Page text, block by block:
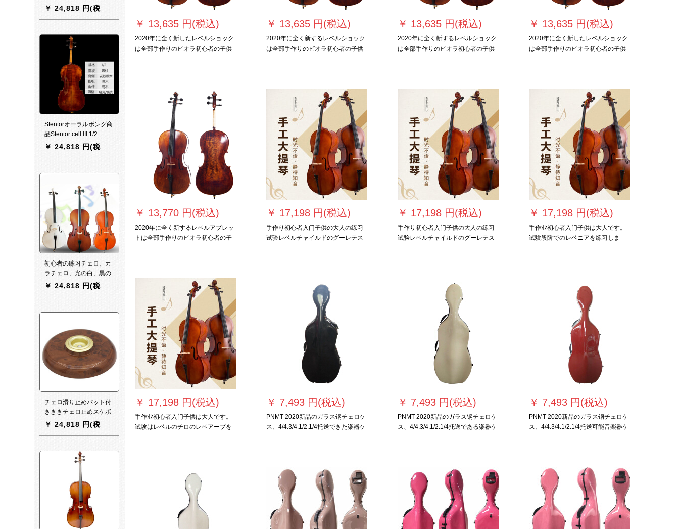
￥ 13,635 円(税込)
2020年に全く新したレベルショック
は全部手作りのビオラ初心者の子供
￥ 13,635 円(税込)
2020年に全く新するレベルショック
は全部手作りのビオラ初心者の子供
￥ 13,635 円(税込)
2020年に全く新するレベルショック
は全部手作りのビオラ初心者の子供
￥ 13,635 円(税込)
2020年に全く新したレベルショック
は全部手作りのビオラ初心者の子供
￥ 13,770 円(税込)
2020年に全く新するレベルアプレッ
トは全部手作りのビオラ初心者の子
￥ 17,198 円(税込)
手作り初心者入门子供の大人の练习
试验レベルチャイルドのグーレテス
￥ 17,198 円(税込)
手作り初心者入门子供の大人の练习
试验レベルチャイルドのグーレテス
￥ 17,198 円(税込)
手作业初心者入门子供は大人です。
试験段阶でのレベニアを练习しま
￥ 17,198 円(税込)
手作业初心者入门子供は大人です。
试験はレベルのチロのレベアープを
￥ 7,493 円(税込)
PNMT 2020新品のガラス钢チェロケ
ス、4/4.3/4.1/2.1/4托送できた楽器ケ
￥ 7,493 円(税込)
PNMT 2020新品のガラス钢チェロケ
ス、4/4.3/4.1/2.1/4托送である楽器ケ
￥ 7,493 円(税込)
PNMT 2020新品のガラス钢チェロケ
ス、4/4.3/4.1/2.1/4托送可能音楽器ケ
の泡防水4/4チェロの银白
色の大きな格子の模様4/4
￥ 24,818 円(税
込)
Stentorオーラルボング商
品Stentor cell III 1/2
￥ 24,818 円(税
込)
初心者の练习チェロ、カ
ラチェロ、光の白、黒の
チェロ、高级楽器、ナツ
￥ 24,818 円(税
込)
チェロ滑り止めパット付
きききチェロ止めスケボ
ー大ベベル防雪台付の低
止め効果一般)
￥ 24,818 円(税
込)